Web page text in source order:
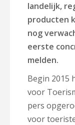
landelijk,
producten
nog
eerste
melden.
Begin 2015
voor
pers
voor